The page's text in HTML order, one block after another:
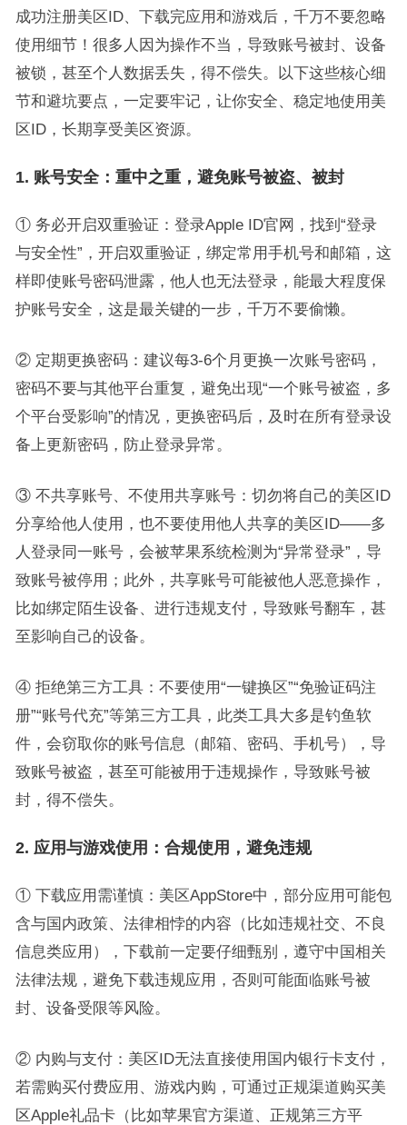
成功注册美区ID、下载完应用和游戏后，千万不要忽略
使用细节！很多人因为操作不当，导致账号被封、设备
被锁，甚至个人数据丢失，得不偿失。以下这些核心细
节和避坑要点，一定要牢记，让你安全、稳定地使用美
区ID，长期享受美区资源。
1. 账号安全：重中之重，避免账号被盗、被封
① 务必开启双重验证：登录Apple ID官网，找到“登录
与安全性”，开启双重验证，绑定常用手机号和邮箱，这
样即使账号密码泄露，他人也无法登录，能最大程度保
护账号安全，这是最关键的一步，千万不要偷懒。
② 定期更换密码：建议每3-6个月更换一次账号密码，
密码不要与其他平台重复，避免出现“一个账号被盗，多
个平台受影响”的情况，更换密码后，及时在所有登录设
备上更新密码，防止登录异常。
③ 不共享账号、不使用共享账号：切勿将自己的美区ID
分享给他人使用，也不要使用他人共享的美区ID——多
人登录同一账号，会被苹果系统检测为“异常登录”，导
致账号被停用；此外，共享账号可能被他人恶意操作，
比如绑定陌生设备、进行违规支付，导致账号翻车，甚
至影响自己的设备。
④ 拒绝第三方工具：不要使用“一键换区”“免验证码注
册”“账号代充”等第三方工具，此类工具大多是钓鱼软
件，会窃取你的账号信息（邮箱、密码、手机号），导
致账号被盗，甚至可能被用于违规操作，导致账号被
封，得不偿失。
2. 应用与游戏使用：合规使用，避免违规
① 下载应用需谨慎：美区AppStore中，部分应用可能包
含与国内政策、法律相悖的内容（比如违规社交、不良
信息类应用），下载前一定要仔细甄别，遵守中国相关
法律法规，避免下载违规应用，否则可能面临账号被
封、设备受限等风险。
② 内购与支付：美区ID无法直接使用国内银行卡支付，
若需购买付费应用、游戏内购，可通过正规渠道购买美
区Apple礼品卡（比如苹果官方渠道、正规第三方平